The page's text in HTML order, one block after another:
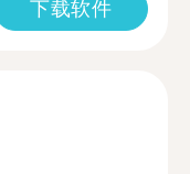
下载软件